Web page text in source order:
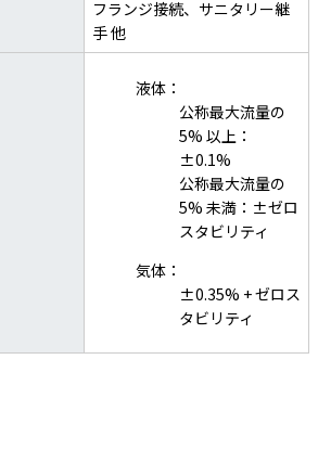
フランジ接続、サニタリー継
手 他
液体：
公称最大流量の
5% 以上：
±0.1%
公称最大流量の
5% 未満：±ゼロ
スタビリティ
気体：
±0.35% + ゼロス
タビリティ